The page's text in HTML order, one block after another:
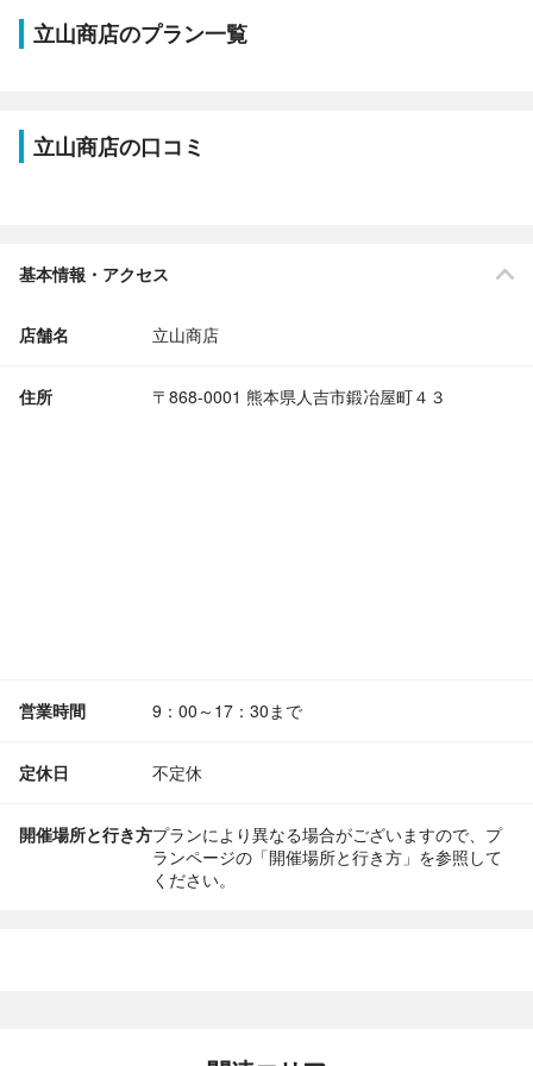
立山商店のプラン一覧
立山商店の口コミ
基本情報・アクセス
店舗名 立山商店
住所 〒868-0001 熊本県人吉市鍛冶屋町４３
営業時間 9：00～17：30まで
定休日 不定休
開催場所と行き方プランにより異なる場合がございますので、プ
ランページの「開催場所と行き方」を参照して
ください。